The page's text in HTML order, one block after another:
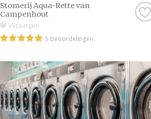
Stomerij Aqua-Rette van
Campenhout
Vlissingen
5 beoordelingen